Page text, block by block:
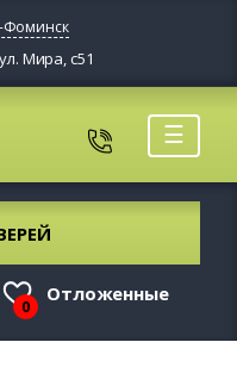
Фоминск
Мира, с51
☰
0
Отложенные